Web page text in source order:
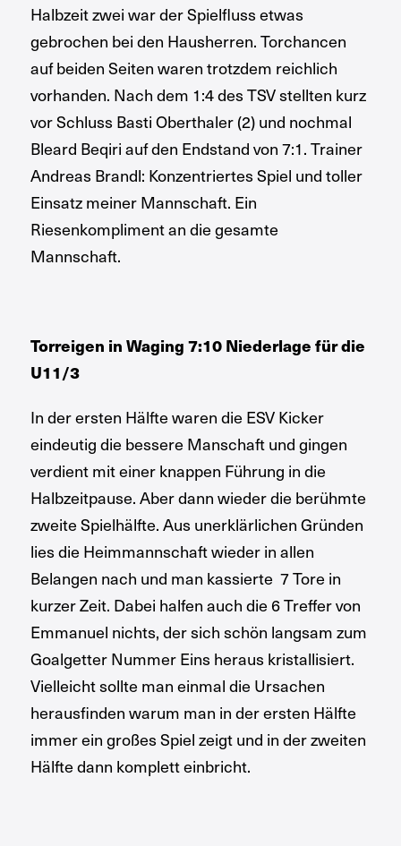
Halbzeit zwei war der Spielfluss etwas
gebrochen bei den Hausherren. Torchancen
auf beiden Seiten waren trotzdem reichlich
vorhanden. Nach dem 1:4 des TSV stellten kurz
vor Schluss Basti Oberthaler (2) und nochmal
Bleard Beqiri auf den Endstand von 7:1. Trainer
Andreas Brandl: Konzentriertes Spiel und toller
Einsatz meiner Mannschaft. Ein
Riesenkompliment an die gesamte
Mannschaft.
Torreigen in Waging 7:10 Niederlage für die
U11/3
In der ersten Hälfte waren die ESV Kicker
eindeutig die bessere Manschaft und gingen
verdient mit einer knappen Führung in die
Halbzeitpause. Aber dann wieder die berühmte
zweite Spielhälfte. Aus unerklärlichen Gründen
lies die Heimmannschaft wieder in allen
Belangen nach und man kassierte 7 Tore in
kurzer Zeit. Dabei halfen auch die 6 Treffer von
Emmanuel nichts, der sich schön langsam zum
Goalgetter Nummer Eins heraus kristallisiert.
Vielleicht sollte man einmal die Ursachen
herausfinden warum man in der ersten Hälfte
immer ein großes Spiel zeigt und in der zweiten
Hälfte dann komplett einbricht.